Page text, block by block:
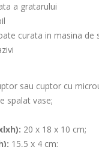
a gratarului
curata in masina de
sau cuptor cu
spalat vase;
20 x 18 x 10 cm;
: 15,5 x 4 cm;